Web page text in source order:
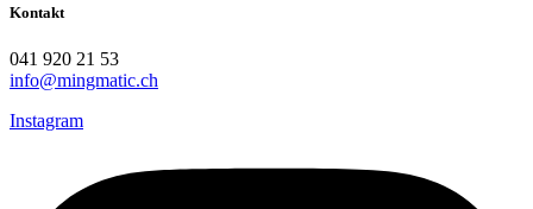
Kontakt
041 920 21 53
info@mingmatic.ch
Instagram